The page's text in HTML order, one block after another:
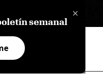
×
semanal